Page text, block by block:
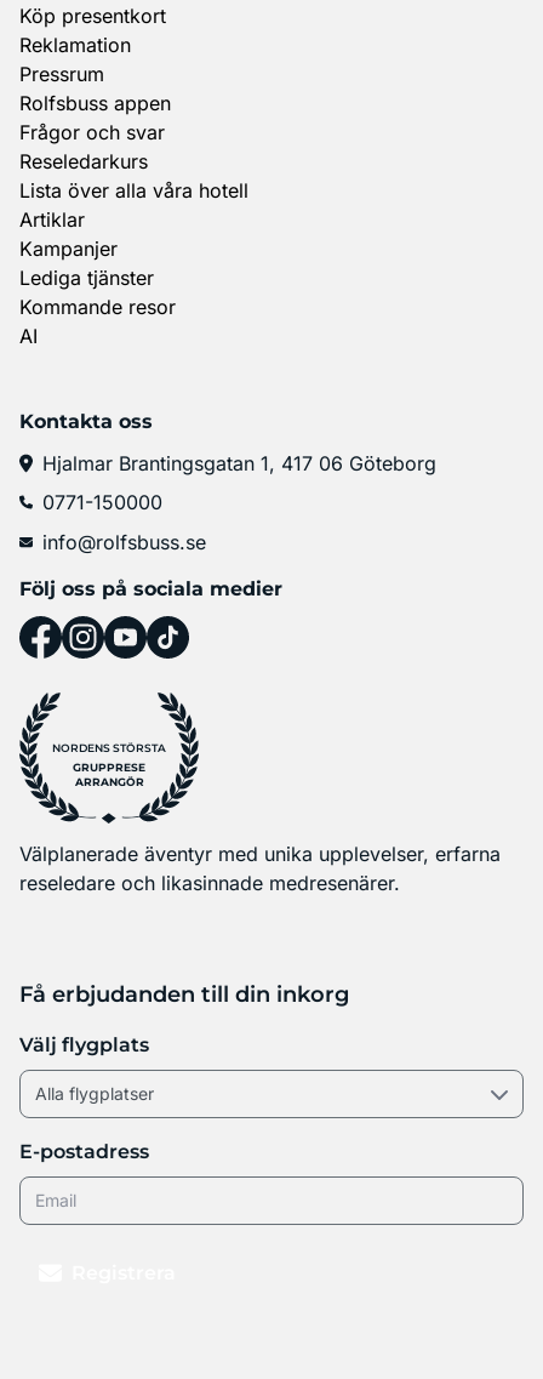
Köp presentkort
Reklamation
Pressrum
Rolfsbuss appen
Frågor och svar
Reseledarkurs
Lista över alla våra hotell
Artiklar
Kampanjer
Lediga tjänster
Kommande resor
AI
Kontakta oss
Hjalmar Brantingsgatan 1, 417 06 Göteborg
0771-150000
info@rolfsbuss.se
Följ oss på sociala medier
NORDENS STÖRSTA
GRUPPRESE
ARRANGÖR
Välplanerade äventyr med unika upplevelser, erfarna
reseledare och likasinnade medresenärer.
Få erbjudanden till din inkorg
Välj flygplats
E-postadress